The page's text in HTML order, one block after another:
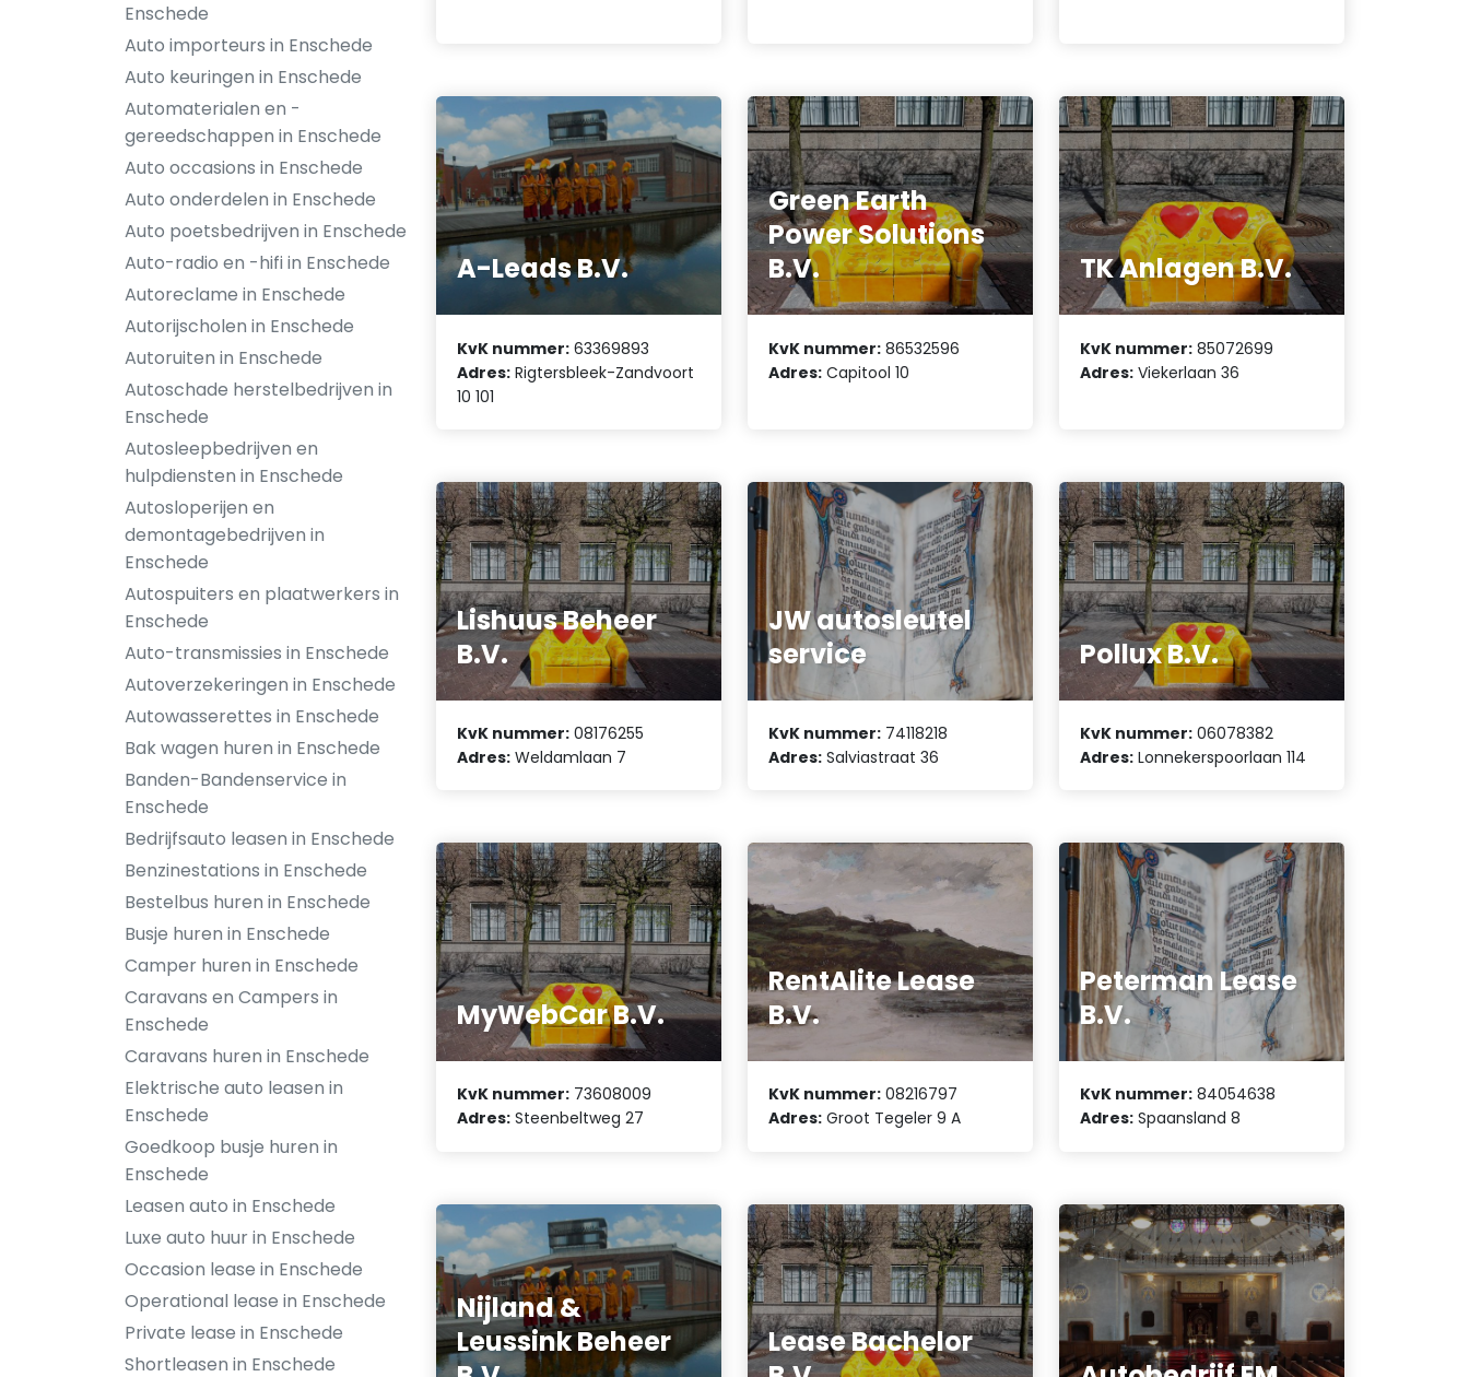
Enschede
Auto importeurs in Enschede
Auto keuringen in Enschede
Automaterialen en -
gereedschappen in Enschede
Auto occasions in Enschede
Auto onderdelen in Enschede
Auto poetsbedrijven in Enschede
Auto-radio en -hifi in Enschede
Autoreclame in Enschede
Autorijscholen in Enschede
Autoruiten in Enschede
Autoschade herstelbedrijven in
Enschede
Autosleepbedrijven en
hulpdiensten in Enschede
Autosloperijen en
demontagebedrijven in
Enschede
Autospuiters en plaatwerkers in
Enschede
Auto-transmissies in Enschede
Autoverzekeringen in Enschede
Autowasserettes in Enschede
Bak wagen huren in Enschede
Banden-Bandenservice in
Enschede
Bedrijfsauto leasen in Enschede
Benzinestations in Enschede
Bestelbus huren in Enschede
Busje huren in Enschede
Camper huren in Enschede
Caravans en Campers in
Enschede
Caravans huren in Enschede
Elektrische auto leasen in
Enschede
Goedkoop busje huren in
Enschede
Leasen auto in Enschede
Luxe auto huur in Enschede
Occasion lease in Enschede
Operational lease in Enschede
Private lease in Enschede
Shortleasen in Enschede
A-Leads B.V.
KvK nummer: 63369893
Adres: Rigtersbleek-Zandvoort
10 101
Green Earth
Power Solutions
B.V.
KvK nummer: 86532596
Adres: Capitool 10
TK Anlagen B.V.
KvK nummer: 85072699
Adres: Viekerlaan 36
Lishuus Beheer
B.V.
KvK nummer: 08176255
Adres: Weldamlaan 7
JW autosleutel
service
KvK nummer: 74118218
Adres: Salviastraat 36
Pollux B.V.
KvK nummer: 06078382
Adres: Lonnekerspoorlaan 114
MyWebCar B.V.
KvK nummer: 73608009
Adres: Steenbeltweg 27
RentAlite Lease
B.V.
KvK nummer: 08216797
Adres: Groot Tegeler 9 A
Peterman Lease
B.V.
KvK nummer: 84054638
Adres: Spaansland 8
Nijland &
Leussink Beheer
Lease Bachelor